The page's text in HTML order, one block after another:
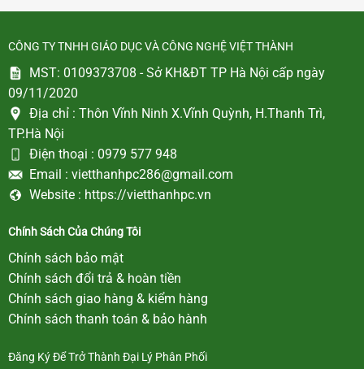
CÔNG TY TNHH GIÁO DỤC VÀ CÔNG NGHỆ VIỆT THÀNH
MST: 0109373708 - Sở KH&ĐT TP Hà Nội cấp ngày
09/11/2020
Địa chỉ : Thôn Vĩnh Ninh X.Vĩnh Quỳnh, H.Thanh Trì,
TP.Hà Nội
Điện thoại : 0979 577 948
Email : vietthanhpc286@gmail.com
Website : https://vietthanhpc.vn
Chính Sách Của Chúng Tôi
Chính sách bảo mật
Chính sách đổi trả & hoàn tiền
Chính sách giao hàng & kiểm hàng
Chính sách thanh toán & bảo hành
Đăng Ký Để Trở Thành Đại Lý Phân Phối